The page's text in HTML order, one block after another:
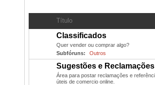
Título
Classificados
Quer vender ou comprar algo?
Subfóruns:
Outros
Sugestões e
Área para postar reclamações e
úteis de comercio online.